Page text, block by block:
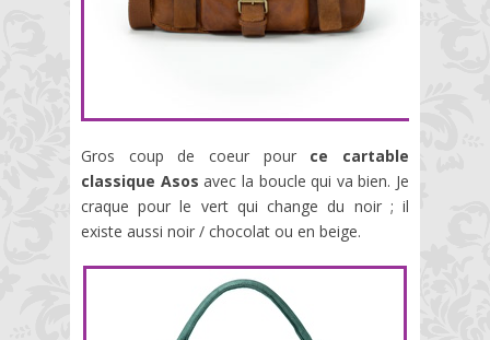
Gros coup de coeur pour ce cartable
classique Asos avec la boucle qui va bien. Je
craque pour le vert qui change du noir ; il
existe aussi noir / chocolat ou en beige.